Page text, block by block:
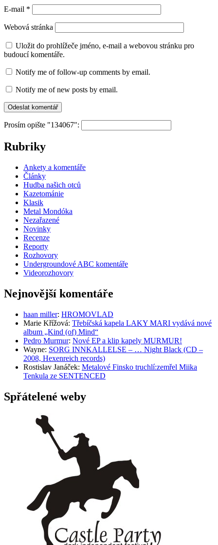
E-mail *
Webová stránka
Uložit do prohlížeče jméno, e-mail a webovou stránku pro
budoucí komentáře.
Notify me of follow-up comments by email.
Notify me of new posts by email.
Prosím opište "134067":
Rubriky
Ankety a komentáře
Články
Hudba našich otců
Kazetománie
Klasik
Metal Mondóka
Nezařazené
Novinky
Recenze
Reporty
Rozhovory
Undergroundové ABC komentáře
Videorozhovory
Nejnovější komentáře
haan miller: HROMOVLAD
Marie Křížová: Třebíčská kapela LAKY MARI vydává nové
album „Kind (of) Mind“
Pedro Murmur: Nové EP a klip kapely MURMUR!
Wayne: SORG INNKALLELSE – … Night Black (CD –
2008, Hexenreich records)
Rostislav Janáček: Metalové Finsko truchlí:zemřel Miika
Tenkula ze SENTENCED
Spřátelené weby